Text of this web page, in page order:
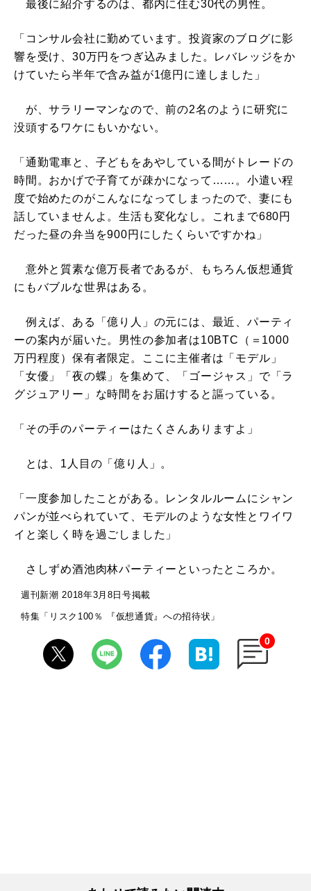
最後に紹介するのは、都内に住む30代の男性。
「コンサル会社に勤めています。投資家のブログに影
響を受け、30万円をつぎ込みました。レバレッジをか
けていたら半年で含み益が1億円に達しました」
が、サラリーマンなので、前の2名のように研究に
没頭するワケにもいかない。
「通勤電車と、子どもをあやしている間がトレードの
時間。おかげで子育てが疎かになって……。小遣い程
度で始めたのがこんなになってしまったので、妻にも
話していませんよ。生活も変化なし。これまで680円
だった昼の弁当を900円にしたくらいですかね」
意外と質素な億万長者であるが、もちろん仮想通貨
にもバブルな世界はある。
例えば、ある「億り人」の元には、最近、パーティ
ーの案内が届いた。男性の参加者は10BTC（＝1000
万円程度）保有者限定。ここに主催者は「モデル」
「女優」「夜の蝶」を集めて、「ゴージャス」で「ラ
グジュアリー」な時間をお届けすると謳っている。
「その手のパーティーはたくさんありますよ」
とは、1人目の「億り人」。
「一度参加したことがある。レンタルルームにシャン
パンが並べられていて、モデルのような女性とワイワ
イと楽しく時を過ごしました」
さしずめ酒池肉林パーティーといったところか。
週刊新潮 2018年3月8日号掲載
特集「リスク100％ 『仮想通貨』への招待状」
0